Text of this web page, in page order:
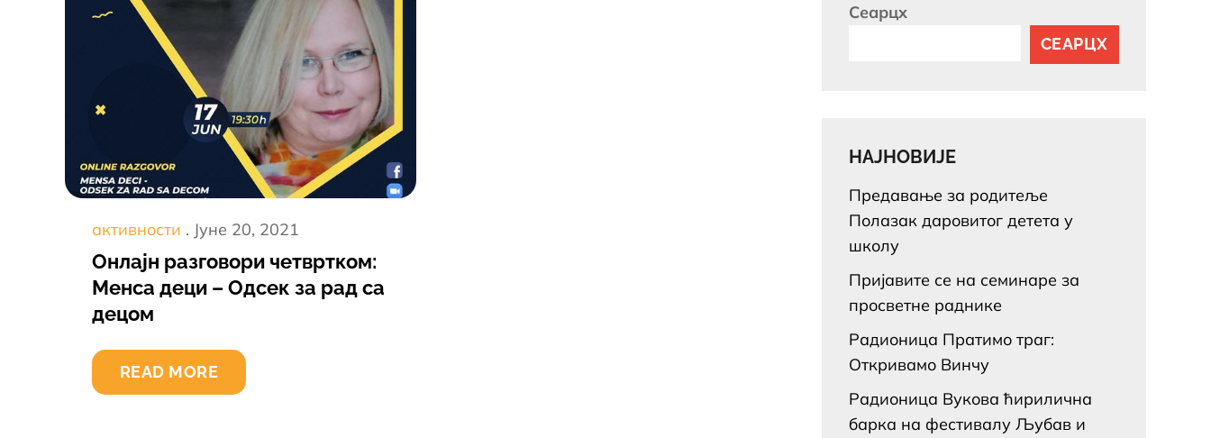
активности
Постед
он
Јуне 20, 2021
Онлајн разговори четвртком:
Менса деци – Одсек за рад са
децом
READ MORE
Сеарцх
СЕАРЦХ
НАЈНОВИЈЕ
Предавање за родитеље
Полазак даровитог детета у
школу
Пријавите се на семинаре за
просветне раднике
Радионица Пратимо траг:
Откривамо Винчу
Радионица Вукова ћирилична
барка на фестивалу Љубав и